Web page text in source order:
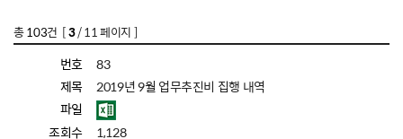
총103건 [3/ 11 페이지 ]
번호
83
제목
2019년 9월 업무추진비 집행 내역
파일
조회수
1,128